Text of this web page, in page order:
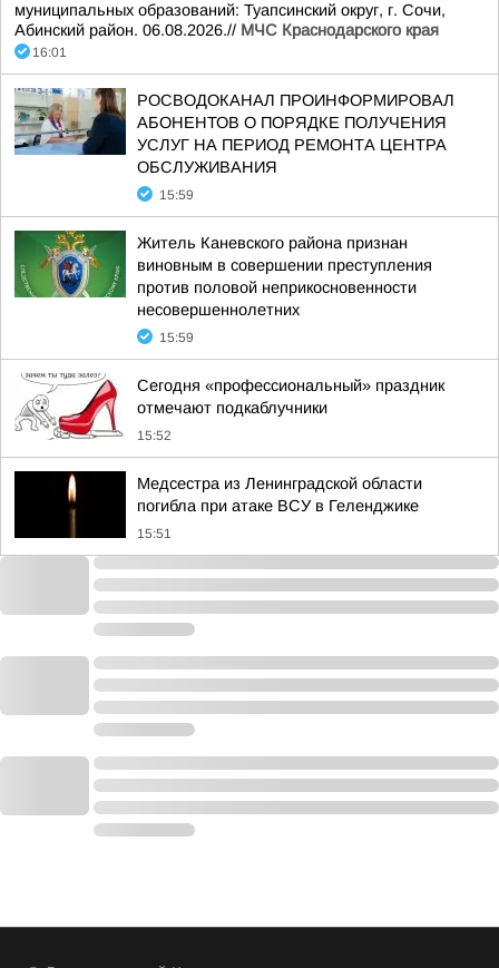
муниципальных образований: Туапсинский округ, г. Сочи,
Абинский район. 06.08.2026.// МЧС Краснодарского края
16:01
РОСВОДОКАНАЛ ПРОИНФОРМИРОВАЛ
АБОНЕНТОВ О ПОРЯДКЕ ПОЛУЧЕНИЯ
УСЛУГ НА ПЕРИОД РЕМОНТА ЦЕНТРА
ОБСЛУЖИВАНИЯ
15:59
Житель Каневского района признан
виновным в совершении преступления
против половой неприкосновенности
несовершеннолетних
15:59
Сегодня «профессиональный» праздник
отмечают подкаблучники
15:52
Медсестра из Ленинградской области
погибла при атаке ВСУ в Геленджике
15:51